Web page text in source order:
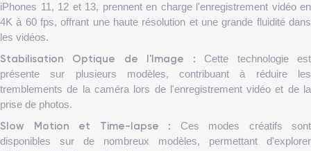
iPhones 11, 12 et 13, prennent en charge l'enregistrement vidéo en
4K à 60 fps, offrant une haute résolution et une grande fluidité dans
les vidéos.
Stabilisation Optique de l'Image : Cette technologie est
présente sur plusieurs modèles, contribuant à réduire les
tremblements de la caméra lors de l'enregistrement vidéo et de la
prise de photos.
Slow Motion et Time-lapse : Ces modes créatifs sont
disponibles sur de nombreux modèles, permettant d'explorer